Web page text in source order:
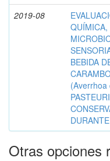
2019-08
QUÍMICA,
BEBIDA
(Averrhoa
Otras opciones